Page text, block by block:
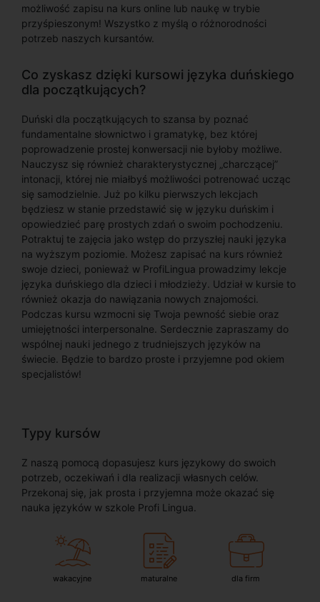
możliwość zapisu na kurs online lub naukę w trybie
przyśpieszonym! Wszystko z myślą o różnorodności
potrzeb naszych kursantów.
Co zyskasz dzięki kursowi języka duńskiego
dla początkujących?
Duński dla początkujących to szansa by poznać
fundamentalne słownictwo i gramatykę, bez której
poprowadzenie prostej konwersacji nie byłoby możliwe.
Nauczysz się również charakterystycznej „charczącej”
intonacji, której nie miałbyś możliwości potrenować ucząc
się samodzielnie. Już po kilku pierwszych lekcjach
będziesz w stanie przedstawić się w języku duńskim i
opowiedzieć parę prostych zdań o swoim pochodzeniu.
Potraktuj te zajęcia jako wstęp do przyszłej nauki języka
na wyższym poziomie. Możesz zapisać na kurs również
swoje dzieci, ponieważ w ProfiLingua prowadzimy lekcje
języka duńskiego dla dzieci i młodzieży. Udział w kursie to
również okazja do nawiązania nowych znajomości.
Podczas kursu wzmocni się Twoja pewność siebie oraz
umiejętności interpersonalne. Serdecznie zapraszamy do
wspólnej nauki jednego z trudniejszych języków na
świecie. Będzie to bardzo proste i przyjemne pod okiem
specjalistów!
Typy kursów
Z naszą pomocą dopasujesz kurs językowy do swoich
potrzeb, oczekiwań i dla realizacji własnych celów.
Przekonaj się, jak prosta i przyjemna może okazać się
nauka języków w szkole Profi Lingua.
wakacyjne maturalne dla firm